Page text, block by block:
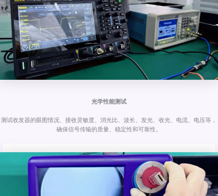
光学性能测试
测试收发器的眼图情况、接收灵敏度、消光比、波长、发光、收光、电流、电压等，
确保信号传输的质量、稳定性和可靠性。